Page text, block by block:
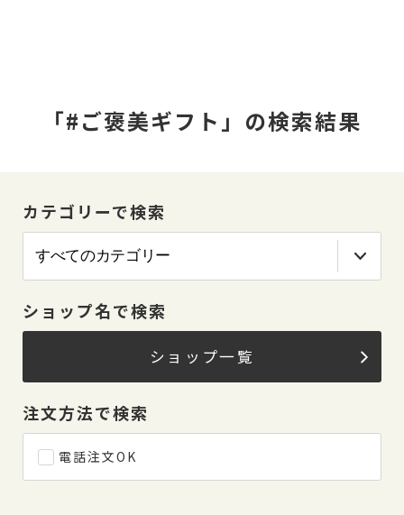
「#ご褒美ギフト」の検索結果
カテゴリーで検索
ショップ名で検索
ショップ一覧
注文方法で検索
電話注文OK